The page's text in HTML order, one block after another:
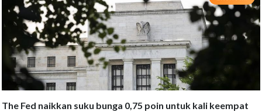
The Fed naikkan suku bunga 0,75 poin untuk kali keempat